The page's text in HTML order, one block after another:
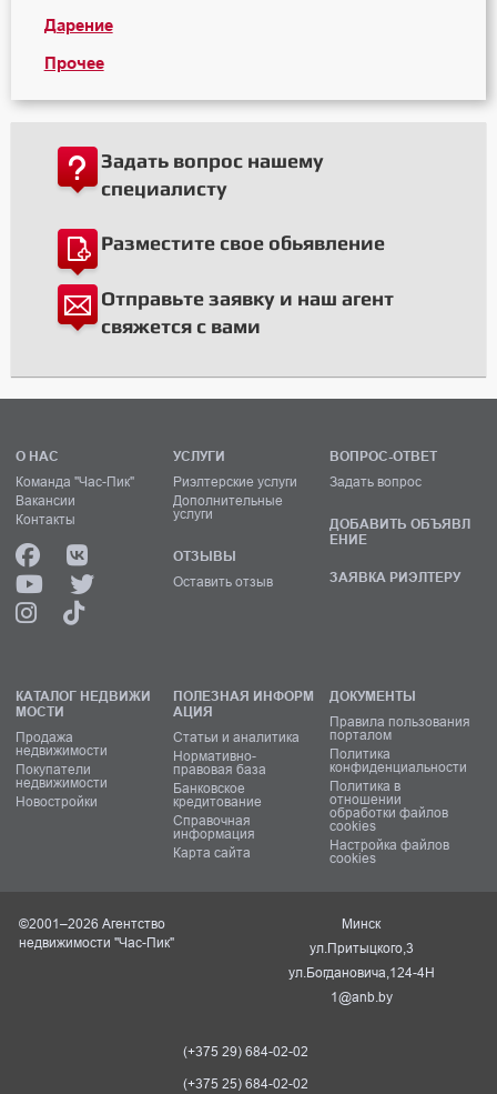
Дарение
Прочее
Задать вопрос нашему
специалисту
Разместите свое обьявление
Отправьте заявку и наш агент
свяжется с вами
О НАС
Команда "Час-Пик"
Вакансии
Контакты
УСЛУГИ
Риэлтерские услуги
Дополнительные
услуги
ОТЗЫВЫ
Оставить отзыв
ВОПРОС-ОТВЕТ
Задать вопрос
ДОБАВИТЬ ОБЪЯВЛ
ЕНИЕ
ЗАЯВКА РИЭЛТЕРУ
КАТАЛОГ НЕДВИЖИ
МОСТИ
Продажа
недвижимости
Покупатели
недвижимости
Новостройки
ПОЛЕЗНАЯ ИНФОРМ
АЦИЯ
Статьи и аналитика
Нормативно-
правовая база
Банковское
кредитование
Справочная
информация
Карта сайта
ДОКУМЕНТЫ
Правила пользования
порталом
Политика
конфиденциальности
Политика в
отношении
обработки файлов
cookies
Настройка файлов
cookies
©2001–2026 Агентство
недвижимости "Час-Пик"
Минск
ул.Притыцкого,3
ул.Богдановича,124-4Н
1@anb.by
(+375 29) 684-02-02
(+375 25) 684-02-02